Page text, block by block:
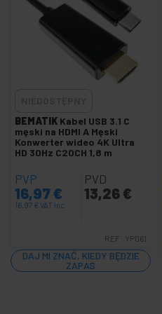
Kabel USB 3.0 / 3.1 typu C.
Kabel USB 3.2 i 3.1 typu C
20-pinowy kabel USB 3.0 i
Stacja dokująca USB-C
kable piorunowe USB
Kable i adaptery USB 4.0
+
Koncentrator USB
Przedłużacz kabla USB
+
Czytniki kart pamięci USB
BEMATIK Kabel USB 3.1 C
męski na HDMI A Męski
Konwerter wideo 4K Ultra
HD 30Hz C20CH 1,8 m
PVP
16,97€
16,97 €VAT inc.
PVD
13,26 €
REF: YP061
DAJ MI ZNAĆ, KIEDY BĘDZIE
ZAPAS